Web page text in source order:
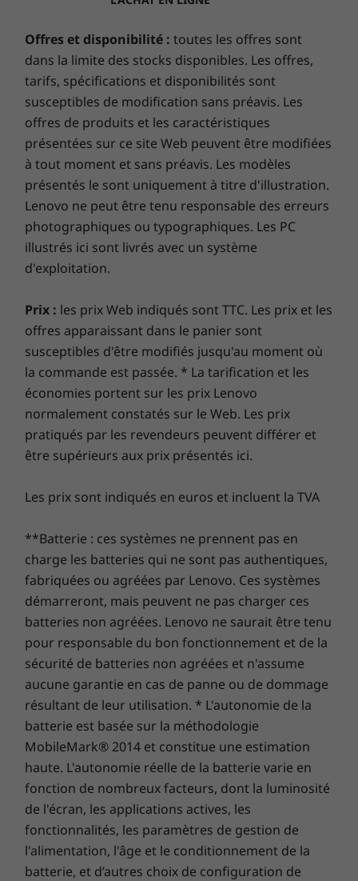
Jusqu’au Bluetooth
®
* Le fonctionnement du Wi-Fi 6E à 6 GHz dépend de la prise en charge par le système
d’exploitation, des routeurs/points d’accès/passerelles du Wi-Fi 6E, ainsi que des
certifications réglementaires régionales et des bandes de fréquences allouées.
Ports et emplacements
USB-C Intel®Thunderbolt™ 4
USB-C 3.2 Gen 2 (alimentation/DisplayPort™)
2 ports USB-A 3.2 Gen 1
HDMI 2.0
Lecteur de carte SD
Les vitesses de transfert des ports USB sont approximatives et dépendent de
nombreux facteurs, tels que la capacité de traitement des hôtes/périphériques, les
attributs des fichiers, la configuration du système et les environnements d’exécution ;
les vitesses réelles varient et peuvent être inférieures à celles attendues.
Certifications environnementales
EPEAT ®Silver
Logiciels préinstallés
Alexa
Lenovo App Explorer
Lenovo Vantage
McAfee LiveSafe (version d’essai)
Office 365 (version d’essai)
Windows 11 Professionnel/Famille
Éléments fournis
IdeaPad Pro 5i Gen 8 (14″ Intel)
Adaptateur
Guide de démarrage rapide
Les caractéristiques et spécifications ci-contre ne reflètent pas forcément
les versions disponibles à la vente dans ce pays !
expérience de support atteint de nouveaux sommets !
Profitez de performances et d'une
sécurité optimales pour votre PC
Préparez-vous à vous lancer dans un parcours
galvanisant avecLenovo Smart Lock, optimisé par
Absolute . Vous gardez le contrôle, où que vous soyez
dans le monde. Localisez, verrouillez, sécurisez et
récupérez votre PC volé à votre demande. Associez
cette fonctionnalité à
Lenovo Smart Performance
préparez-vous à voir les performances quotidiennes de
votre PC grimper en flèche. Profitez d’une expérience
de l’excellence et de la sécurité du PC pour votre
nouveau périphérique Lenovo.
Étendez la garantie de votre ordinateur
portable
Chez Lenovo, chaque ordinateur portable bénéficie
d’une garantie d’un an sur la batterie, quelle que soit
vraiment la donne : sur certains PC, nous offrons
trois ans d’autonomie de batterie en achetant cette
mise à niveau avec votre appareil ou pendant la
période de garantie initiale d’un an (si votre batterie
est en bon état). Mieux encore, vous bénéficiez d’une
couverture pour un remplacement de la batterie en
cas de problème. Améliorez votre expérience avec la
possibilité de passer au service sur site, On-site
Service. Chez Lenovo, l’excellence constitue l’alliance
des performances et de la protection des portables !
Offres et disponibilité : toutes les offres sont
dans la limite des stocks disponibles. Les offres,
tarifs, spécifications et disponibilités sont
susceptibles de modification sans préavis. Les
offres de produits et les caractéristiques
présentées sur ce site Web peuvent être modifiées
à tout moment et sans préavis. Les modèles
présentés le sont uniquement à titre d'illustration.
Lenovo ne peut être tenu responsable des erreurs
photographiques ou typographiques. Les PC
illustrés ici sont livrés avec un système
d'exploitation.
Prix : les prix Web indiqués sont TTC. Les prix et les
offres apparaissant dans le panier sont
susceptibles d'être modifiés jusqu'au moment où
la commande est passée. * La tarification et les
économies portent sur les prix Lenovo
normalement constatés sur le Web. Les prix
pratiqués par les revendeurs peuvent différer et
être supérieurs aux prix présentés ici.
Les prix sont indiqués en euros et incluent la TVA
**Batterie : ces systèmes ne prennent pas en
charge les batteries qui ne sont pas authentiques,
fabriquées ou agréées par Lenovo. Ces systèmes
démarreront, mais peuvent ne pas charger ces
batteries non agréées. Lenovo ne saurait être tenu
pour responsable du bon fonctionnement et de la
sécurité de batteries non agréées et n'assume
aucune garantie en cas de panne ou de dommage
résultant de leur utilisation. * L'autonomie de la
batterie est basée sur la méthodologie
MobileMark® 2014 et constitue une estimation
haute. L'autonomie réelle de la batterie varie en
fonction de nombreux facteurs, dont la luminosité
de l'écran, les applications actives, les
fonctionnalités, les paramètres de gestion de
l'alimentation, l'âge et le conditionnement de la
batterie, et d’autres choix de configuration de